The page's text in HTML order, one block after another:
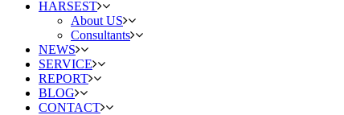
HARSEST
About US
Consultants
NEWS
SERVICE
REPORT
BLOG
CONTACT